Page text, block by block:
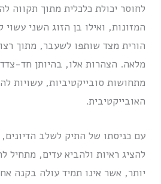
לחוסר יכולת כלכלית מתוך תקווה
המזונות, ואילו בן הזוג השני עשוי
הורית מצד שותפו לשעבר, מתוך
מלאה. הצהרות אלו, בהיותן חד-
מתחושות סובייקטיביות, עשויות
האובייקטיבית.
עם כניסתו של התיק לשלב הדיונים,
להציג ראיות ולהביא עדים, מתחיל
יותר, אשר אינו תמיד עולה בקנה